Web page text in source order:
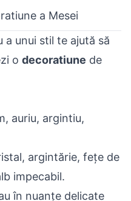
a Mesei
a unui stil te ajută să
o decoratiune de
auriu, argintiu,
argintărie, fețe de
impecabil.
în nuanțe delicate